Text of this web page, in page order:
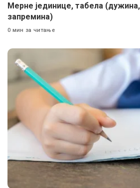
Мерне јединице, табела
запремина)
0 мин за читање